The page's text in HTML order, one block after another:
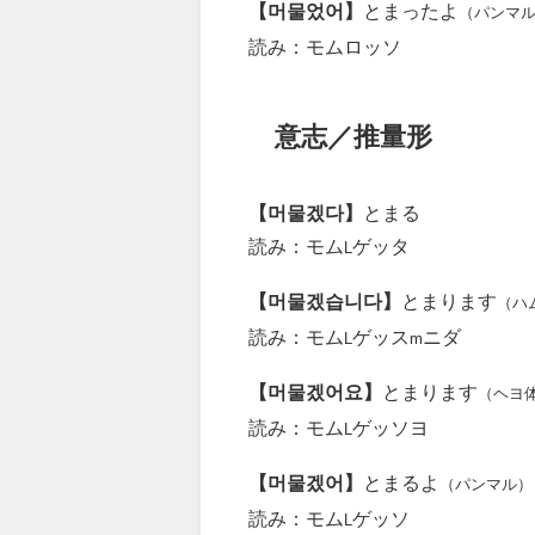
【머물었어】 とまったよ （パンマル
読み：モムロッソ
意志／推量形
【머물겠다】
とまる
読み：モム ゲッタ
【머물겠습니다】 とまります （ハ
読み：モム ゲッスmニダ
【머물겠어요】 とまります （ヘヨ
読み：モム ゲッソヨ
【머물겠어】 とまるよ （パンマル）
読み：モム ゲッソ